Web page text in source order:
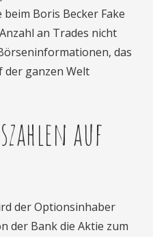
Boris Becker Fake
an Trades nicht
das
der ganzen Welt
auf
der Optionsinhaber
der Bank die Aktie zum